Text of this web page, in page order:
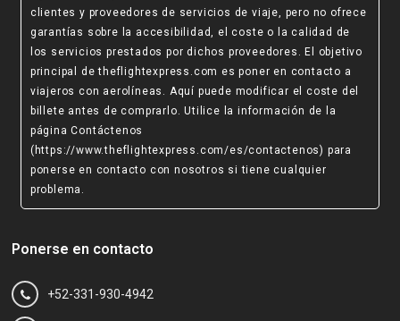
clientes y proveedores de servicios de viaje, pero no ofrece
garantías sobre la accesibilidad, el coste o la calidad de
los servicios prestados por dichos proveedores. El objetivo
principal de theflightexpress.com es poner en contacto a
viajeros con aerolíneas. Aquí puede modificar el coste del
billete antes de comprarlo. Utilice la información de la
página Contáctenos
(https://www.theflightexpress.com/es/contactenos) para
ponerse en contacto con nosotros si tiene cualquier
problema.
Ponerse en contacto
+52-331-930-4942